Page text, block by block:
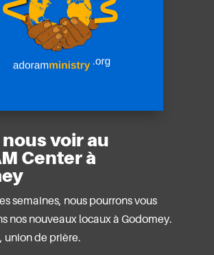
nous voir au
Center à
semaines, nous pourrons vous
nos nouveaux locaux à Godomey.
union de prière.